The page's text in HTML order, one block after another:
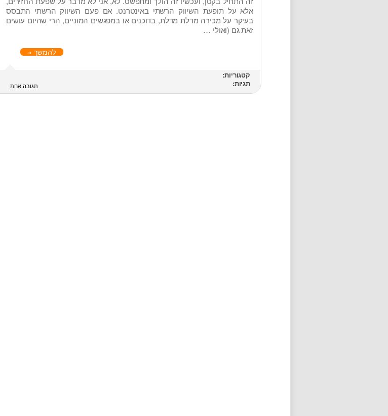
אלא על תופעת השיווק הרשתי באינטרנט. אם פעם השיווק הרשתי התבסס
בעיקר על מכירה מדלת מדלת, בדוכנים או במפגשים המוניים, הרי שהיום עושים
זאת גם (ואולי …
להמשך »
קטגוריות:
תגיות:
תגובה אחת